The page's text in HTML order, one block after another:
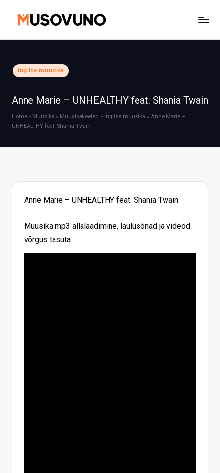
Posted
in
Inglise muusika
Anne Marie – UNHEALTHY feat. Shania Twain
Home » Muusika » Muusikakeeled » Inglise muusika » Anne Marie –
UNHEALTHY feat. Shania Twain
Anne Marie – UNHEALTHY feat. Shania Twain
Muusika mp3 allalaadimine, laulusõnad ja videod
võrgus tasuta